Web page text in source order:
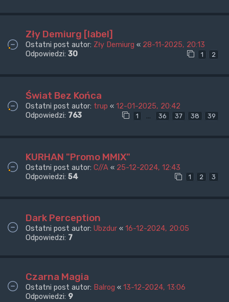
Zły Demiurg [label]
Ostatni post autor: Zły Demiurg « 28-11-2025, 20:13
Odpowiedzi: 30 1 2
Świat Bez Końca
Ostatni post autor: trup « 12-01-2025, 20:42
Odpowiedzi: 763 1 … 36 37 38 39
KURHAN "Promo MMIX"
Ostatni post autor: C//A « 25-12-2024, 12:43
Odpowiedzi: 54 1 2 3
Dark Perception
Ostatni post autor: Ubzdur « 16-12-2024, 20:05
Odpowiedzi: 7
Czarna Magia
Ostatni post autor: Balrog « 13-12-2024, 13:06
Odpowiedzi: 9